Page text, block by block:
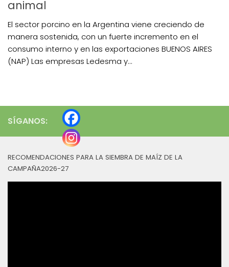
animal
El sector porcino en la Argentina viene creciendo de
manera sostenida, con un fuerte incremento en el
consumo interno y en las exportaciones BUENOS AIRES
(NAP) Las empresas Ledesma y...
SÍGANOS:
RECOMENDACIONES PARA LA SIEMBRA DE MAÍZ DE LA
CAMPAÑA2026-27